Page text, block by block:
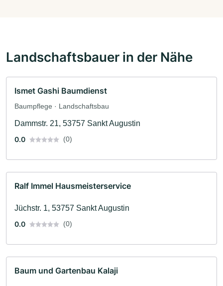
Landschaftsbauer in der Nähe
Ismet Gashi Baumdienst
Baumpflege · Landschaftsbau
Dammstr. 21, 53757 Sankt Augustin
0.0
(0)
Ralf Immel Hausmeisterservice
Jüchstr. 1, 53757 Sankt Augustin
0.0
(0)
Baum und Gartenbau Kalaji